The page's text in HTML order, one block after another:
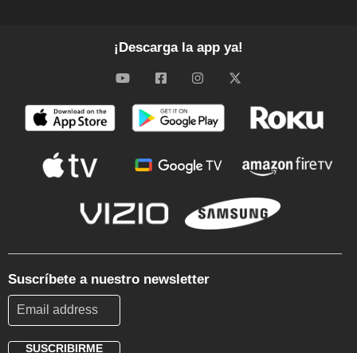
¡Descarga la app ya!
Suscríbete a nuestro newsletter
SUSCRIBIRME